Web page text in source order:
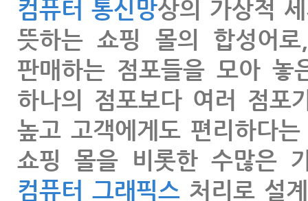
컴퓨터 통신망상의 가상적
뜻하는 쇼핑 몰의 합성어
판매하는 점포들을 모아
하나의 점포보다 여러 점포
높고 고객에게도 편리하다
쇼핑 몰을 비롯한 수많은
컴퓨터 그래픽스 처리로 설